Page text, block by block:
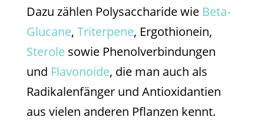
Dazu zählen Polysaccharide wie Beta-
Glucane, Triterpene, Ergothionein,
Sterolesowie Phenolverbindungen
und Flavonoide, die man auch als
Radikalenfänger und Antioxidantien
aus vielen anderen Pflanzen kennt.